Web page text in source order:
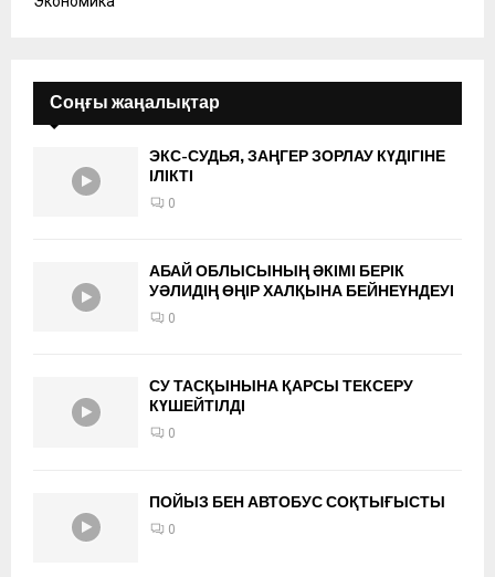
Соңғы жаңалықтар
ЭКС-СУДЬЯ, ЗАҢГЕР ЗОРЛАУ КҮДІГІНЕ
ІЛІКТІ
0
АБАЙ ОБЛЫСЫНЫҢ ӘКІМІ БЕРІК
УӘЛИДІҢ ӨҢІР ХАЛҚЫНА БЕЙНЕҮНДЕУІ
0
СУ ТАСҚЫНЫНА ҚАРСЫ ТЕКСЕРУ
КҮШЕЙТІЛДІ
0
ПОЙЫЗ БЕН АВТОБУС СОҚТЫҒЫСТЫ
0